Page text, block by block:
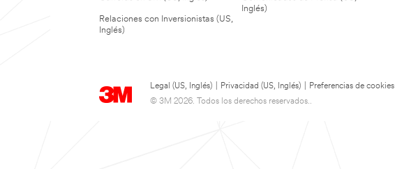
Relaciones con Inversionistas (US,
Inglés)
Inglés)
Legal (US, Inglés) Privacidad (US, Inglés)
Preferencias de cookies
© 3M 2026. Todos los derechos reservados..